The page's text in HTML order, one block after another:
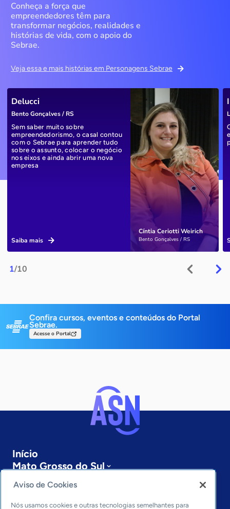
Conheça a força que
empreendedores têm para
transformar negócios, realidades e
histórias de vida, com o apoio do
Sebrae.
Veja essa e mais histórias em Personagens Sebrae
1/10
Cíntia Ceriotti Weirich
Bento Gonçalves / RS
Delucci
Bento Gonçalves / RS
Sem saber muito sobre
empreendedorismo, o casal contou
com o Sebrae para aprender tudo
sobre o assunto, colocar o negócio
nos eixos e ainda abrir uma nova
empresa
Saiba mais
Confira cursos, eventos e conteúdos do Portal
Sebrae.
Acesse o Portal
Início
Mato Grosso do Sul
Sobre a ASN
Últimas notícias
Entre em contato
Aviso de Cookies
Nós usamos cookies e outras tecnologias semelhantes para